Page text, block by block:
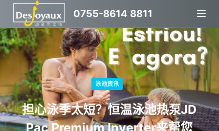
跳
过
内
容
0755-8614 8811
泳池资讯
担心泳季太短？恒温泳池热泵JD
Pac Premium Inverter来帮您